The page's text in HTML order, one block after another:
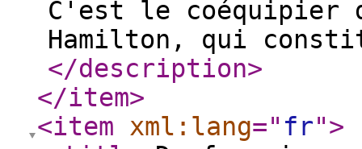
C'est le coéquipier
Hamilton, qui
</description>
</item>
<item
xml:lang=" fr">